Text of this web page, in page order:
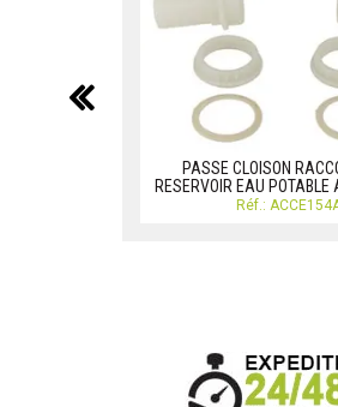
PASSE CLOISON
RESERVOIR EAU POTABLE
Réf.:
précédent